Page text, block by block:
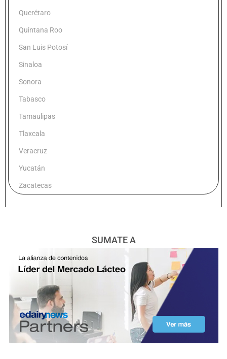
Querétaro
Quintana Roo
San Luis Potosí
Sinaloa
Sonora
Tabasco
Tamaulipas
Tlaxcala
Veracruz
Yucatán
Zacatecas
SUMATE A